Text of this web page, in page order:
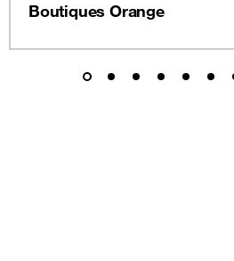
Boutiques Orange